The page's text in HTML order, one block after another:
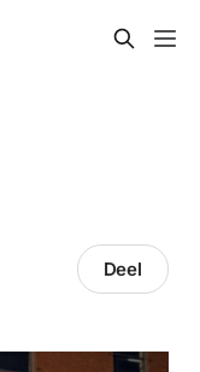
Deel